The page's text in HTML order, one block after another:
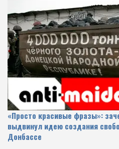
«Просто красивые фразы»:
выдвинул идею создания
Донбассе